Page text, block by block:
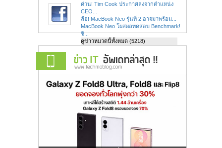
ด่วน! Tim Cook ประกาศลงจากตำแหน่ง
CEO...
ลือ! MacBook Neo รุ่นที่ 2 อาจมาพร้อม...
MacBook Neo โผล่ผลทดสอบ Benchmark!
ชิ...
ดูข่าวหมวดนี้ทั้งหมด (5218)